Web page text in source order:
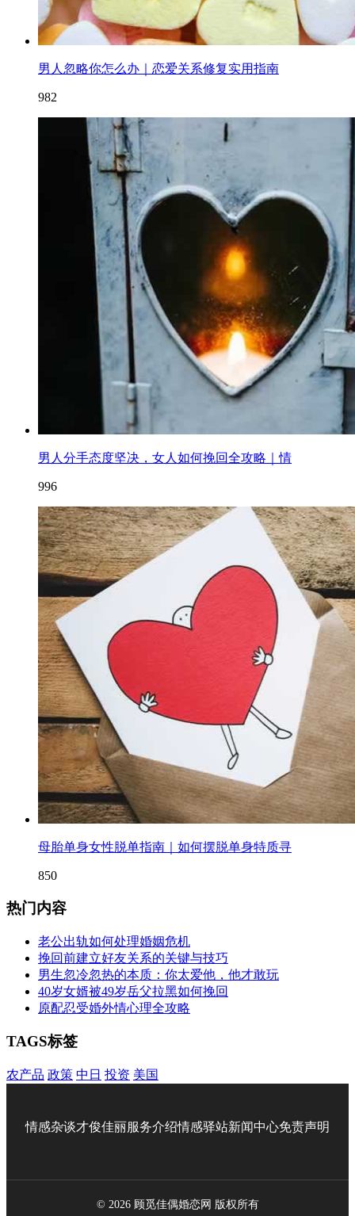
男人忽略你怎么办｜恋爱关系修复实用指南
982
男人分手态度坚决，女人如何挽回全攻略｜情
996
母胎单身女性脱单指南｜如何摆脱单身特质寻
850
热门内容
老公出轨如何处理婚姻危机
挽回前建立好友关系的关键与技巧
男生忽冷忽热的本质：你太爱他，他才敢玩
40岁女婿被49岁岳父拉黑如何挽回
原配忍受婚外情心理全攻略
TAGS标签
农产品 政策 中日 投资 美国
情感杂谈才俊佳丽服务介绍情感驿站新闻中心免责声明
© 2026 顾觅佳偶婚恋网 版权所有